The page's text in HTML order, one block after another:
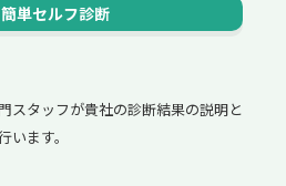
簡単セルフ診断
スタッフが貴社の診断結果の説明と
ます。